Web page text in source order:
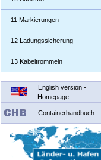
11 Markierungen
12 Ladungssicherung
13 Kabeltrommeln
English version -
Homepage
Containerhandbuch